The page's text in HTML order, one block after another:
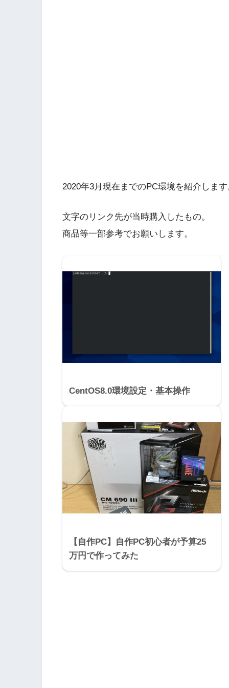
2020年3月現在までのPC環境を紹介しま
文字のリンク先が当時購入したもの。
商品等一部参考でお願いします。
CentOS8.0環境設定・基本操作
【自作PC】自作PC初心者が予算25
万円で作ってみた